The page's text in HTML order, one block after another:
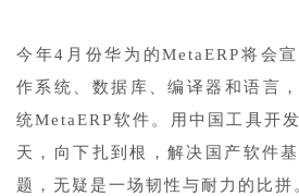
今年4月份华为的MetaERP将会
作系统、数据库、编译器和语言
统MetaERP软件。用中国工具开
天，向下扎到根，解决国产软件
题，无疑是一场韧性与耐力的比拼